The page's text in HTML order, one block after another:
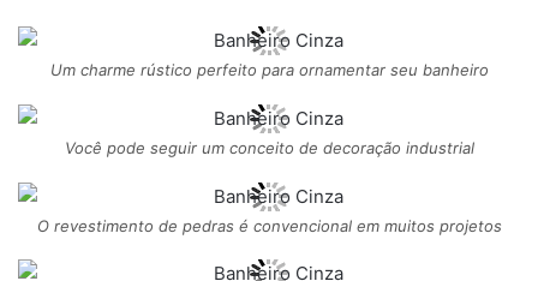
Um charme rústico perfeito para ornamentar seu banheiro
Você pode seguir um conceito de decoração industrial
O revestimento de pedras é convencional em muitos projetos